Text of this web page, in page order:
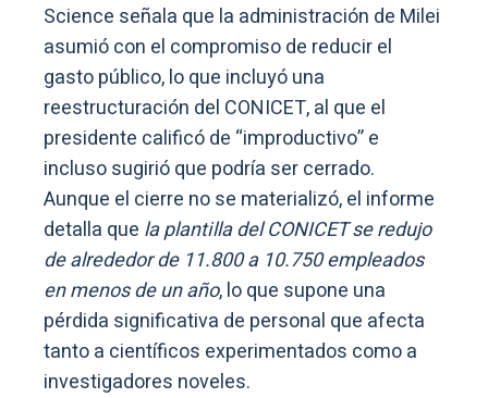
Science señala que la administración de Milei
asumió con el compromiso de reducir el
gasto público, lo que incluyó una
reestructuración del CONICET, al que el
presidente calificó de “improductivo” e
incluso sugirió que podría ser cerrado.
Aunque el cierre no se materializó, el informe
detalla que la plantilla del CONICET se redujo
de alrededor de 11.800 a 10.750 empleados
en menos de un año, lo que supone una
pérdida significativa de personal que afecta
tanto a científicos experimentados como a
investigadores noveles.